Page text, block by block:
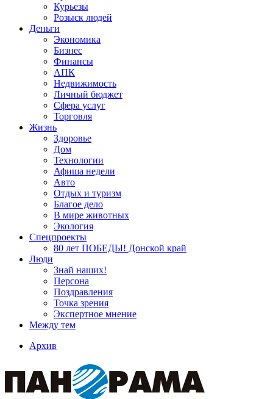
Курьезы
Розыск людей
Деньги
Экономика
Бизнес
Финансы
АПК
Недвижимость
Личный бюджет
Сфера услуг
Торговля
Жизнь
Здоровье
Дом
Технологии
Афиша недели
Авто
Отдых и туризм
Благое дело
В мире животных
Экология
Спецпроекты
80 лет ПОБЕДЫ! Донской край
Люди
Знай наших!
Персона
Поздравления
Точка зрения
Экспертное мнение
Между тем
Архив